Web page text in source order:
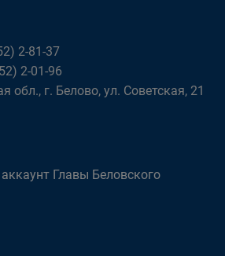
2-81-37
2-01-96
обл., г. Белово, ул. Советская, 21
Главы Беловского